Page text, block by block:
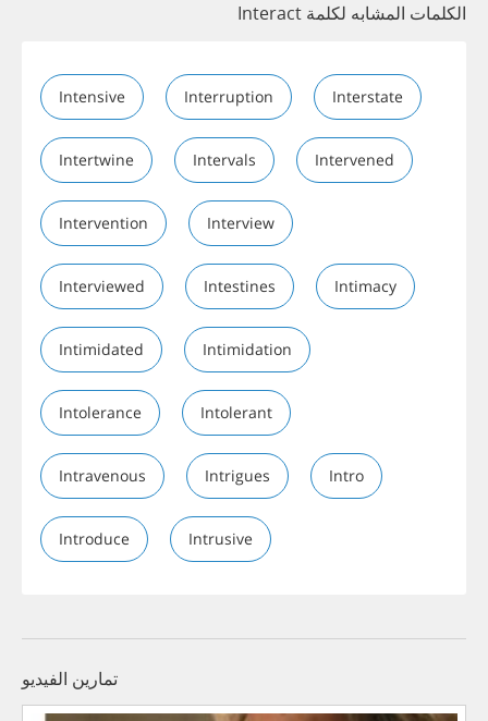
الكلمات المشابه لكلمة Interact
Intensive Interruption Interstate
Intertwine Intervals Intervened
Intervention Interview
Interviewed Intestines Intimacy
Intimidated Intimidation
Intolerance Intolerant
Intravenous Intrigues Intro
Introduce Intrusive
تمارين الفيديو